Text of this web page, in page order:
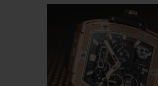
apresentou o Spirit of Big Bang
que revelou um calibre Meca-
reformulado para este modelo,
incorporando os contornos de
de tonel.